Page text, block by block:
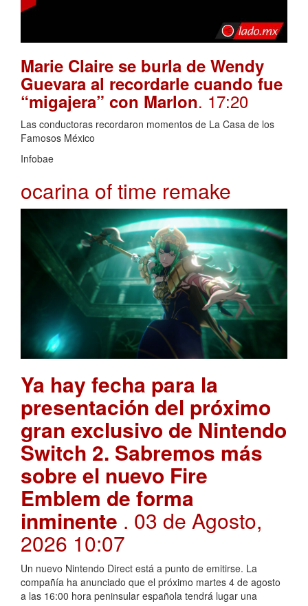
Marie Claire se burla de Wendy
Guevara al recordarle cuando fue
“migajera” con Marlon. 17:20
Las conductoras recordaron momentos de La Casa de los
Famosos México
Infobae
ocarina of time remake
Ya hay fecha para la
presentación del próximo
gran exclusivo de Nintendo
Switch 2. Sabremos más
sobre el nuevo Fire
Emblem de forma
inminente . 03 de Agosto,
2026 10:07
Un nuevo Nintendo Direct está a punto de emitirse. La
compañía ha anunciado que el próximo martes 4 de agosto
a las 16:00 hora peninsular española tendrá lugar una